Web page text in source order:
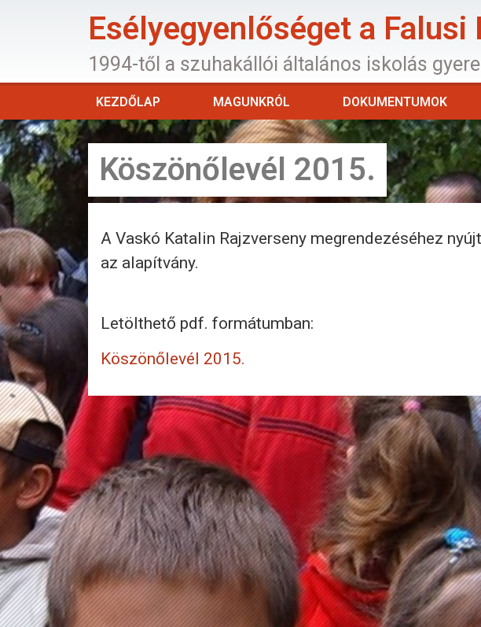
Esélyegyenlőséget a
1994-től a szuhakállói általános iskolás
KEZDŐLAP MAGUNKRÓL DOKUMENTUMOK
Köszönőlevél 2015.
A Vaskó Katalin Rajzverseny megrendezéséhez
az alapítvány.
Letölthető pdf. formátumban:
Köszönőlevél 2015.